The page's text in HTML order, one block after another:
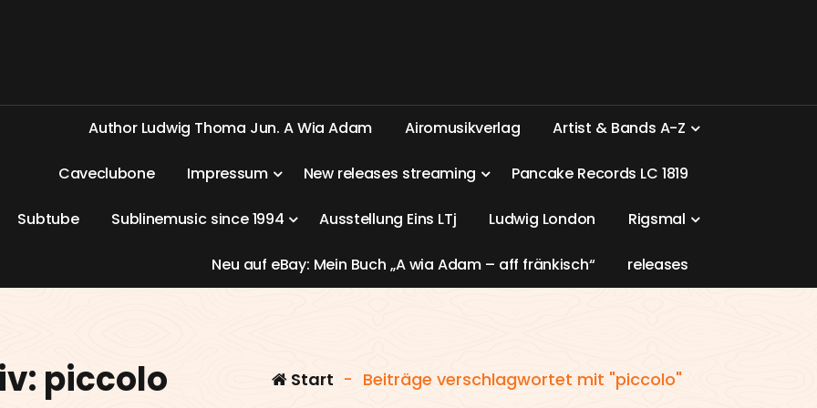
Author Ludwig Thoma Jun. AWia Adam Airomusikverlag Artist & Bands A-Z
Caveclubone Impressum New releases streaming Pancake Records LC 1819
Subtube Sublinemusic since1994 Ausstellung Eins LTj Ludwig London Rigsmal
Neu auf eBay: Mein Buch „Awia Adam – aff fränkisch“ releases
piccolo Start - Beiträge verschlagwortet mit "piccolo"